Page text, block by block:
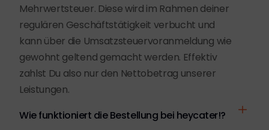
Mehrwertsteuer. Diese wird im Rahmen deiner
regulären Geschäftstätigkeit verbucht und
kann über die Umsatzsteuervoranmeldung wie
gewohnt geltend gemacht werden. Effektiv
zahlst Du also nur den Nettobetrag unserer
Leistungen.
Wie funktioniert die Bestellung bei heycater!?